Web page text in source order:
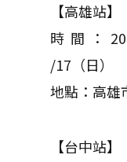
【高雄站】
時間：
/17（日）
地點：高雄
【台中站】